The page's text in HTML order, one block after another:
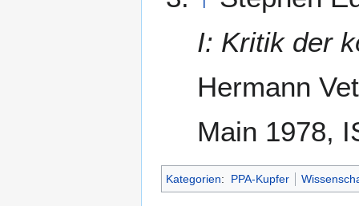
I: Kritik der
Hermann
Main 1978,
Kategorien: PPA-Kupfer